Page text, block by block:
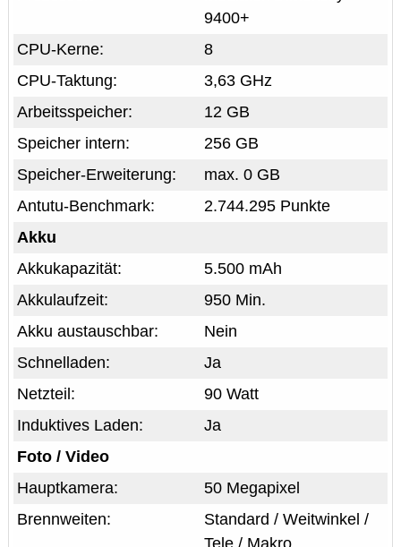
9400+
8
CPU-Kerne:
3,63 GHz
CPU-Taktung:
12 GB
Arbeitsspeicher:
256 GB
Speicher intern:
max. 0 GB
Speicher-Erweiterung:
2.744.295 Punkte
Antutu-Benchmark:
Akku
5.500 mAh
Akkukapazität:
950 Min.
Akkulaufzeit:
Nein
Akku austauschbar:
Ja
Schnelladen:
90 Watt
Netzteil:
Ja
Induktives Laden:
Foto / Video
50 Megapixel
Hauptkamera:
Standard / Weitwinkel /
Tele / Makro
Brennweiten: